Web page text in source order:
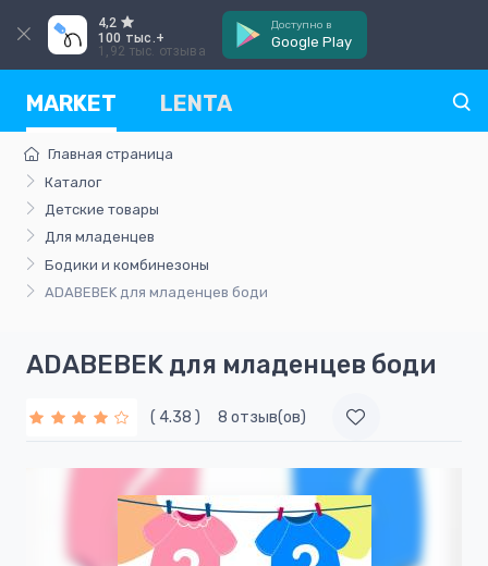
4,2
100 тыс.+
1,92 тыс. отзыва
Доступно в
Google Play
MARKET LENTA
Главная страница
Каталог
Детские товары
Для младенцев
Бодики и комбинезоны
ADABEBEK для младенцев боди
ADABEBEK для младенцев боди
( 4.38 ) 8 отзыв(ов)